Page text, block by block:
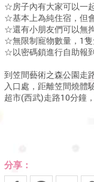
☆房子內有大家可以一
☆基本上為純住宿，但
☆還有小朋友們可以無
☆無限制寵物數量，1隻
☆以密碼鎖進行自助報
到笠間藝術之森公園走
入口處，距離笠間燒體
超市(西武)走路10分鐘
分享：